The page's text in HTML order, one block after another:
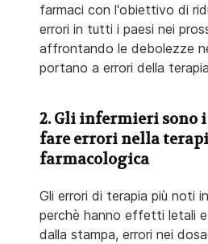
farmaci con l'obiettivo di
errori in tutti i paesi nei
affrontando le debolezze
portano a errori della
2. Gli infermieri sono
fare errori nella
farmacologica
Gli errori di terapia più noti
perchè hanno effetti letali
dalla stampa, errori nei